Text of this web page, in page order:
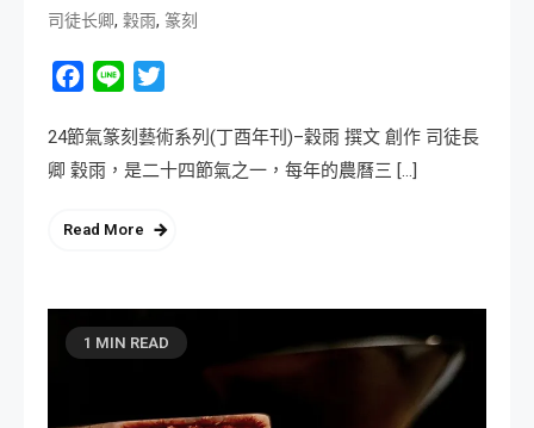
司徒长卿, 穀雨, 篆刻
Facebook
Line
24節氣篆刻藝術系列(丁酉年刊)–穀雨 撰文 創作 司徒長
卿 穀雨，是二十四節氣之一，每年的農曆三 […]
Read More
1 MIN READ